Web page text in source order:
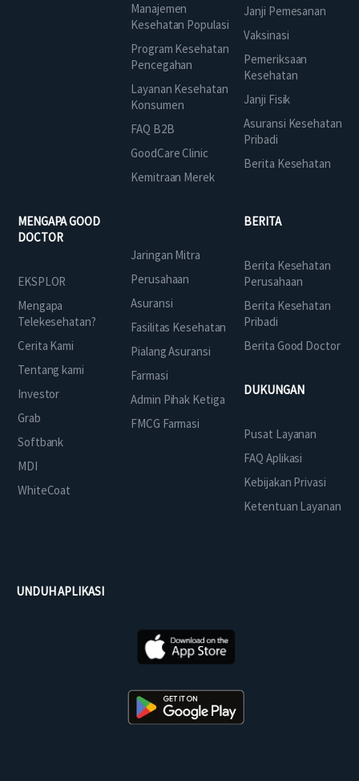
Manajemen
Kesehatan Populasi
Program Kesehatan
Pencegahan
Layanan Kesehatan
Konsumen
FAQ B2B
GoodCare Clinic
Kemitraan Merek
Janji Pemesanan
Vaksinasi
Pemeriksaan
Kesehatan
Janji Fisik
Asuransi Kesehatan
Pribadi
Berita Kesehatan
MENGAPA GOOD
DOCTOR
EKSPLOR
Mengapa
Telekesehatan?
Cerita Kami
Tentang kami
Investor
Grab
Softbank
MDI
WhiteCoat
Jaringan Mitra
Perusahaan
Asuransi
Fasilitas Kesehatan
Pialang Asuransi
Farmasi
Admin Pihak Ketiga
FMCG Farmasi
BERITA
Berita Kesehatan
Perusahaan
Berita Kesehatan
Pribadi
Berita Good Doctor
DUKUNGAN
Pusat Layanan
FAQ Aplikasi
Kebijakan Privasi
Ketentuan Layanan
UNDUH APLIKASI